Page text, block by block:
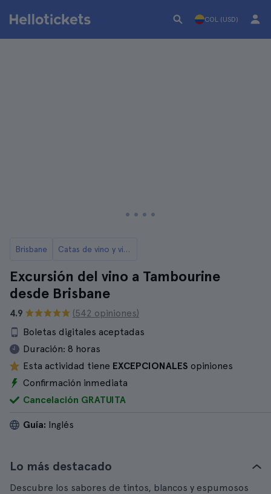
COL (USD)
Brisbane Catas de vino y visitas a bodegas en Brisbane
Excursión del vino a Tambourine
desde Brisbane
4.9
(542 opiniones)
Boletas digitales aceptadas
Duración: 8 horas
Esta actividad tiene EXCEPCIONALES opiniones
Confirmación inmediata
Cancelación GRATUITA
Guía: Inglés
Lo más destacado
Descubre los sabores de tintos, blancos y espumosos